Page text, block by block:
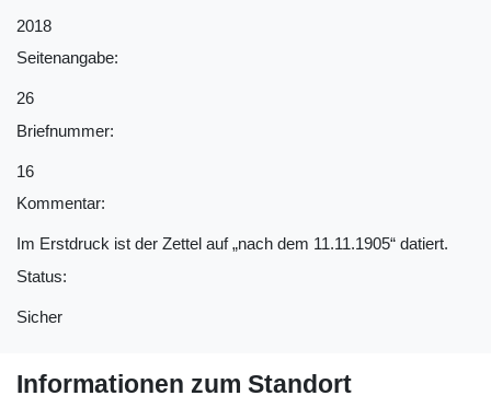
2018
Seitenangabe:
26
Briefnummer:
16
Kommentar:
Im Erstdruck ist der Zettel auf „nach dem 11.11.1905“ datiert.
Status:
Sicher
Informationen zum Standort